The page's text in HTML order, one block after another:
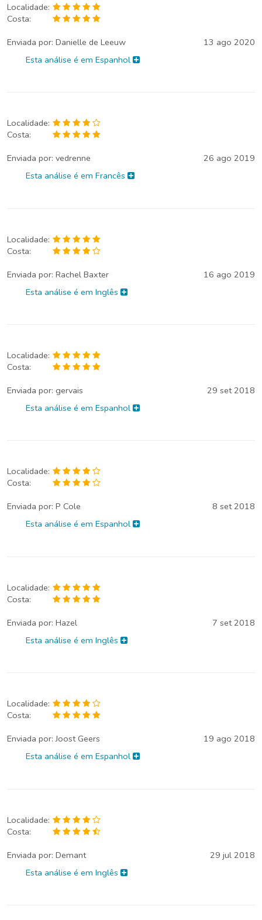
Localidade:
Costa:
Enviada por: Danielle de Leeuw
13 ago 2020
Esta análise é em Espanhol
Localidade:
Costa:
Enviada por: vedrenne
26 ago 2019
Esta análise é em Francês
Localidade:
Costa:
Enviada por: Rachel Baxter
16 ago 2019
Esta análise é em Inglês
Localidade:
Costa:
Enviada por: gervais
29 set 2018
Esta análise é em Espanhol
Localidade:
Costa:
Enviada por: P Cole
8 set 2018
Esta análise é em Espanhol
Localidade:
Costa:
Enviada por: Hazel
7 set 2018
Esta análise é em Inglês
Localidade:
Costa:
Enviada por:Joost Geers
19 ago 2018
Esta análise é em Espanhol
Localidade:
Costa:
Enviada por: Demant
29 jul 2018
Esta análise é em Inglês